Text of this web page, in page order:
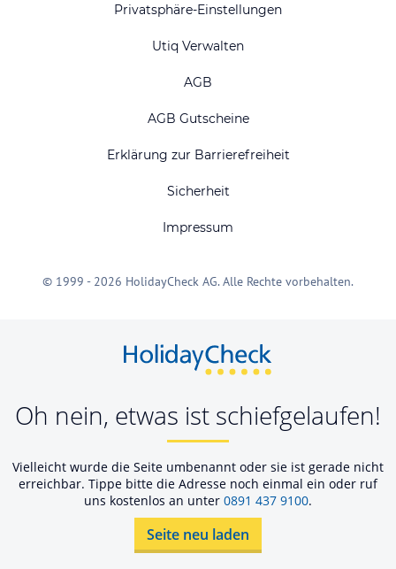
Privatsphäre-Einstellungen
Utiq Verwalten
AGB
AGB Gutscheine
Erklärung zur Barrierefreiheit
Sicherheit
Impressum
© 1999 - 2026 HolidayCheck AG. Alle Rechte vorbehalten.
Oh nein, etwas ist schiefgelaufen!
Vielleicht wurde die Seite umbenannt oder sie ist gerade nicht
erreichbar. Tippe bitte die Adresse noch einmal ein oder ruf
uns kostenlos an unter 0891 437 9100.
Seite neu laden